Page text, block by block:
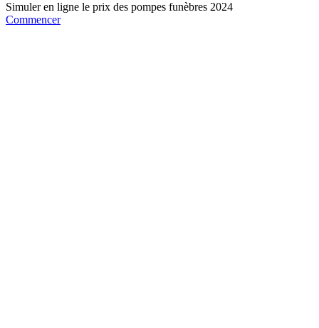
Simuler en ligne le prix des pompes funèbres 2024
Commencer